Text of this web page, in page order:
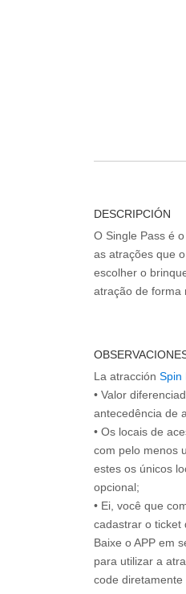
DESCRIPCIÓN
O Single Pass é
as atrações que
escolher o
atração de forma
La atracción Spin
• Valor
antecedência de
• Os locais de
com pelo menos
estes os únicos
opcional;
• Ei, você que
cadastrar o ticket
Baixe o APP em
para utilizar a
code diretamente